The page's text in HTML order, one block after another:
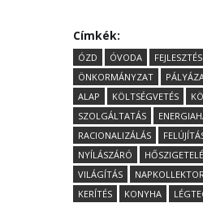
Címkék:
ÓZD ÓVODA FEJLESZTÉS
ÖNKORMÁNYZAT
ALAP
KÖLTSÉGVETÉS
SZOLGÁLTATÁS
RACIONALIZÁLÁS
NYÍLÁSZÁRÓ
VILÁGÍTÁS
KERÍTÉS
KONYHA